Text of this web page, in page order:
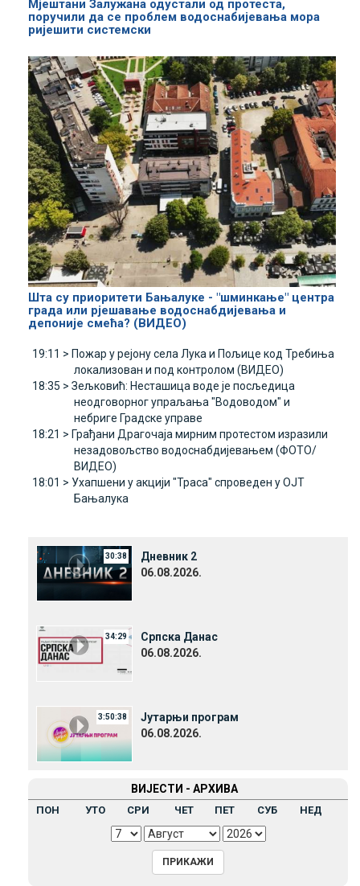
Мјештани Залужана одустали од протеста,
поручили да се проблем водоснабијевања мора
ријешити системски
Шта су приоритети Бањалуке - "шминкање" центра
града или рјешавање водоснабдијевања и
депоније смећа? (ВИДЕО)
19:11 > Пожар у рејону села Лука и Пољице код Требиња
локализован и под контролом (ВИДЕО)
18:35 > Зељковић: Несташица воде је посљедица
неодговорног упраљања "Водоводом" и
небриге Градске управе
18:21 > Грађани Драгочаја мирним протестом изразили
незадовољство водоснабдијевањем (ФОТО/
ВИДЕО)
18:01 > Ухапшени у акцији "Траса" спроведен у ОЈТ
Бањалука
30:38
Дневник 2
06.08.2026.
34:29
Српска Данас
06.08.2026.
3:50:38
Јутарњи програм
06.08.2026.
ВИЈЕСТИ - АРХИВА
ПОН УТО СРИ ЧЕТ ПЕТ СУБ НЕД